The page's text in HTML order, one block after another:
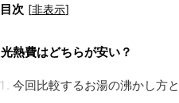
目次 [非表示]
光熱費はどちらが安い？
今回比較するお湯の沸かし方